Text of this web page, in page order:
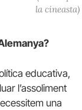
la cineasta)
educativa,
l’assoliment
una